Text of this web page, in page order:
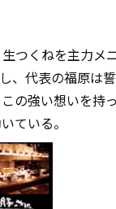
つくねを主力メ
、代表の福原は
の強い想いを持
ている。